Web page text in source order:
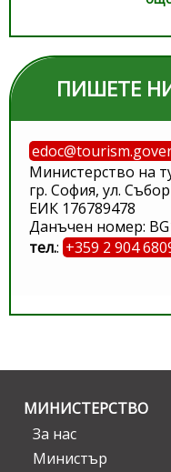
ПИШЕТЕ
Министерство на
гр. София, ул.
ЕИК 176789478
Данъчен номер:
тел.: +359 2 904
МИНИСТЕРСТВО
За нас
Министър